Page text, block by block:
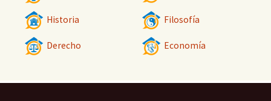
Historia Filosofía
Derecho Economía